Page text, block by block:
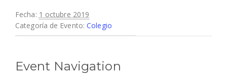
Fecha: 1 octubre 2019
Categoría de Evento: Colegio
Event Navigation